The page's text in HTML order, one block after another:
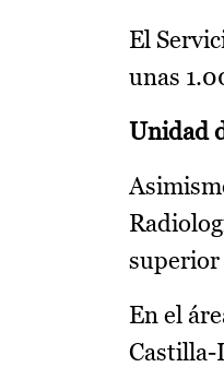
El
unas
Unidad
superior
En el
Castilla-